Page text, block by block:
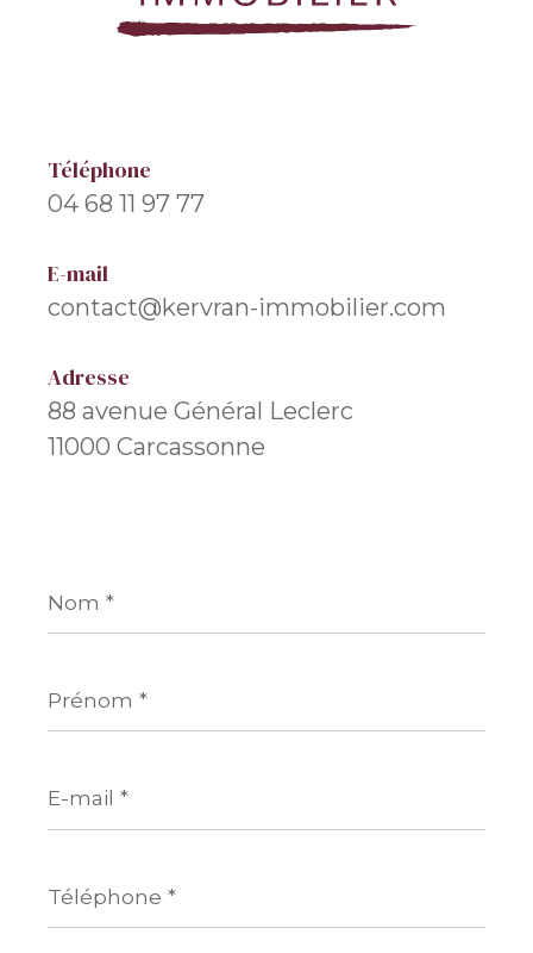
Téléphone
04 68 11 97 77
E-mail
contact@kervran-immobilier.com
Adresse
88 avenue Général Leclerc
11000 Carcassonne
*
*
mail
*
*